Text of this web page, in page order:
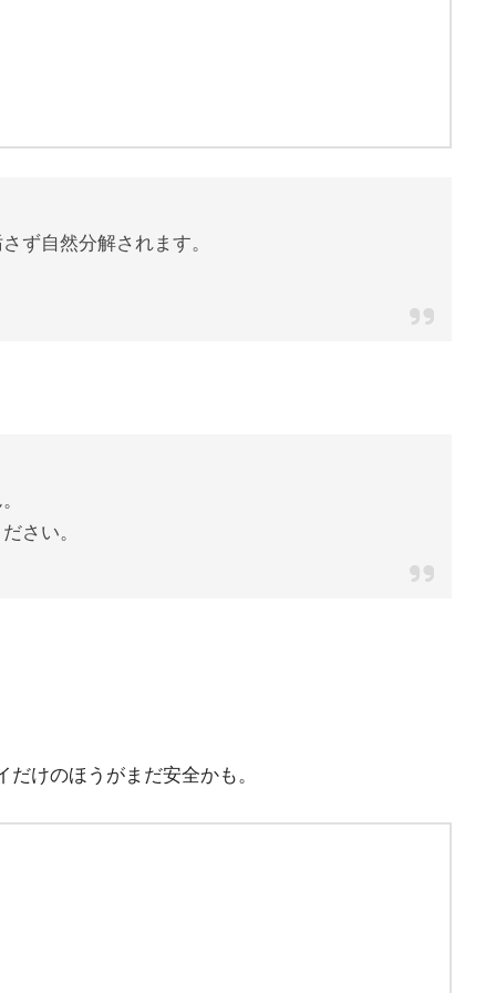
ず自然分解されます。
さい。
けのほうがまだ安全かも。